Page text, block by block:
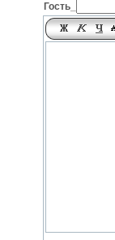
Гость_